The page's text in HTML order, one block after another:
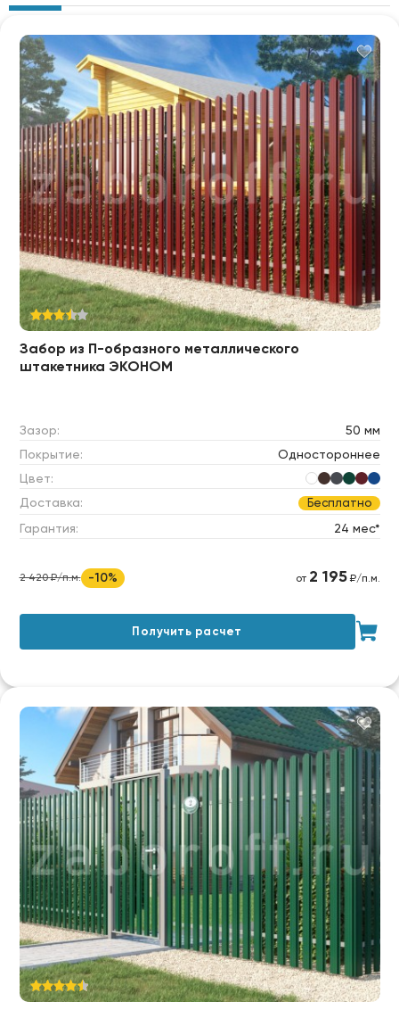
Забор из П-образного металлического
штакетника ЭКОНОМ
Зазор:
50 мм
Покрытие:
Одностороннее
Цвет:
Доставка:
Бесплатно
Гарантия: 24 мес*
2 420 ₽/п.м. -10% от 2 195₽/п.м.
Получить расчет